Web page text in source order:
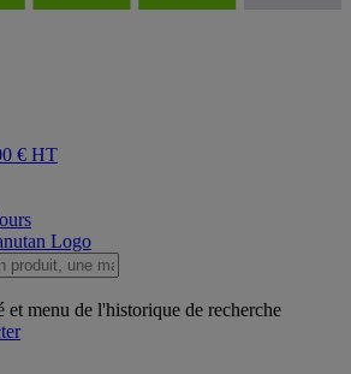
€ HT
et menu de l'historique de recherche